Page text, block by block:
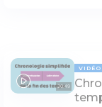
20:49
VIDÉO